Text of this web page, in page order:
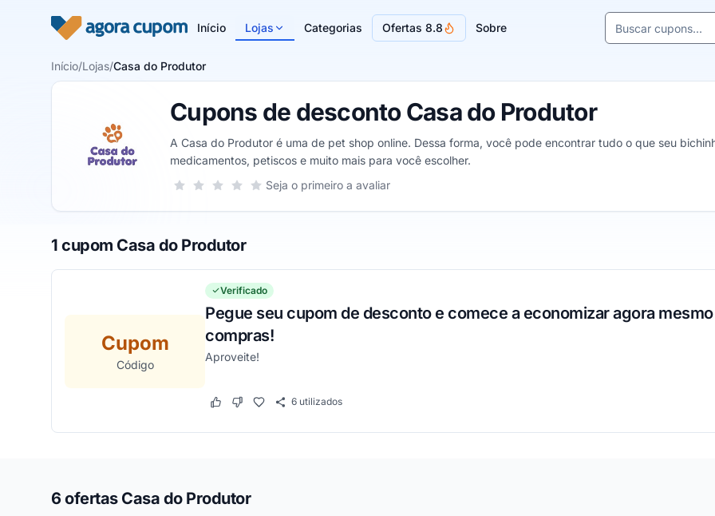
Início Lojas Categorias Ofertas 8.8 Sobre
Buscar cupons e
Início/Lojas/Casa do Produtor
Cupons de desconto Casa do Produtor
A Casa do Produtor é uma de pet shop online. Dessa forma, você pode encontrar tudo o que seu
medicamentos, petiscos e muito mais para você escolher.
Sua nota para Casa do Produtor, de 1 a 5 estrelas
5 estrelas
4 estrelas
3 estrelas
2 estrelas
1 estrela Seja o primeiro a avaliar
1 cupom Casa do Produtor
Cupom
Código
Verificado
Pegue seu cupom de desconto e comece a economizar agora
compras!
Aproveite!
Este cupom funcionou
Este cupom não funcionou
6 utilizados
6 ofertas Casa do Produtor